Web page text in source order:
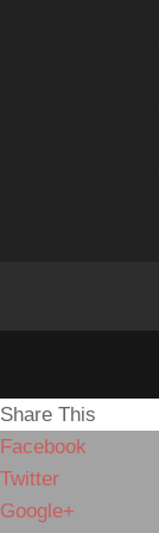
Share This
Facebook
Twitter
Google+